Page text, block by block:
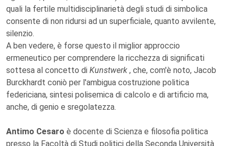
quali la fertile multidisciplinarietà degli studi di simbolica
consente di non ridursi ad un superficiale, quanto avvilente,
silenzio.
A ben vedere, è forse questo il miglior approccio
ermeneutico per comprendere la ricchezza di significati
sottesa al concetto di Kunstwerk , che, com'è noto, Jacob
Burckhardt coniò per l'ambigua costruzione politica
federiciana, sintesi polisemica di calcolo e di artificio ma,
anche, di genio e sregolatezza.
Antimo Cesaro è docente di Scienza e filosofia politica
presso la Facoltà di Studi politici della Seconda Università